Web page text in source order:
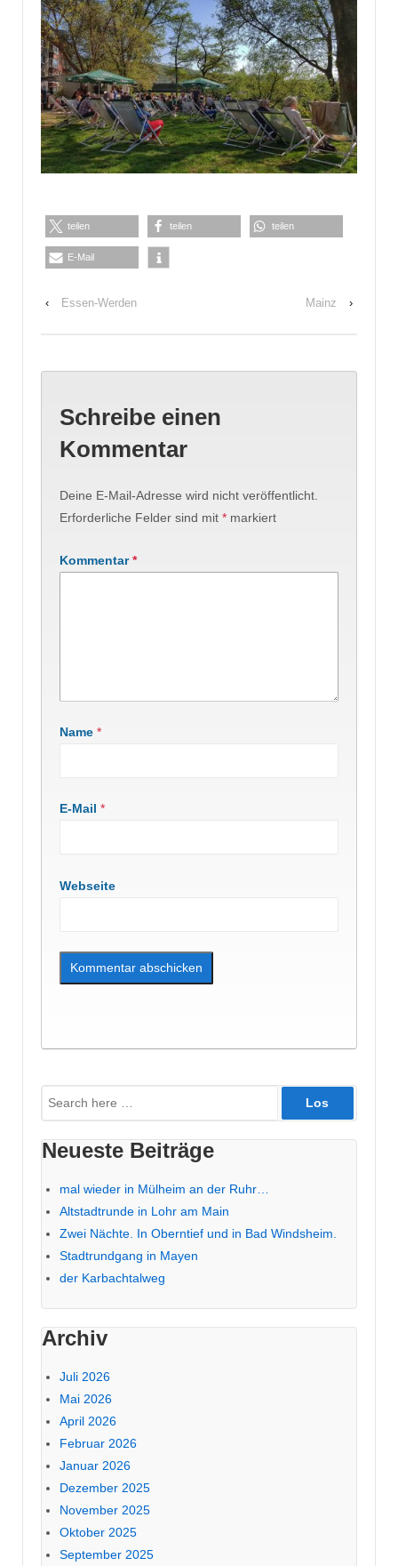
teilen teilen teilen
E-Mail
‹ Essen-Werden Mainz ›
Schreibe einen
Kommentar
Deine E-Mail-Adresse wird nicht veröffentlicht.
Erforderliche Felder sind mit * markiert
Kommentar*
Name *
E-Mail *
Webseite
Suche
nach:
Neueste Beiträge
mal wieder in Mülheim an der Ruhr…
Altstadtrunde in Lohr am Main
Zwei Nächte. In Oberntief und in Bad Windsheim.
Stadtrundgang in Mayen
der Karbachtalweg
Archiv
Juli 2026
Mai 2026
April 2026
Februar 2026
Januar 2026
Dezember 2025
November 2025
Oktober 2025
September 2025